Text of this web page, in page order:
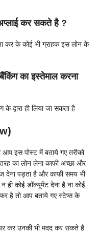
कर सकते है ?
कर के कोई भी ग्राहक इस लोन के
का इस्तेमाल करना
द्वारा ही लिया जा सकता है
इस पोस्ट में बताये गए तरीको
का लोन लेना काफी अच्छा और
देना पड़ता है और काफी समय भी
ही कोई डॉक्यूमेंट देना है ना कोई
है तो आप बताये गए स्टेप्स के
कर उनकी भी मदद कर सकते है